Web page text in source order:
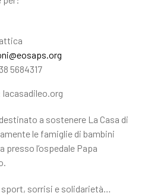
5684317
lacasadileo.org
a sostenere La Casa di
le famiglie di bambini
presso l’ospedale Papa
sorrisi e solidarietà…